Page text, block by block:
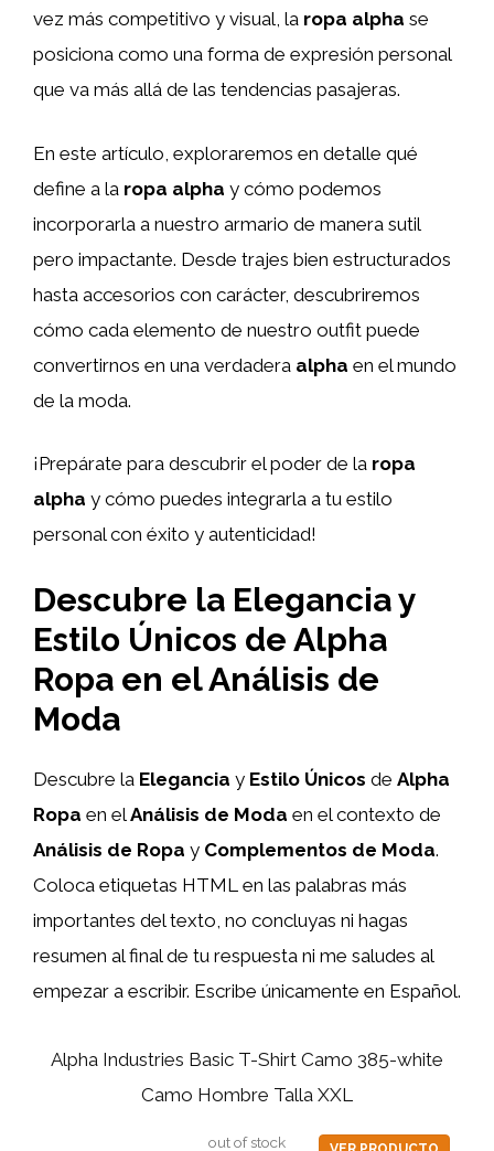
vez más competitivo y visual, la ropa alpha se
posiciona como una forma de expresión personal
que va más allá de las tendencias pasajeras.
En este artículo, exploraremos en detalle qué
define a la ropa alpha y cómo podemos
incorporarla a nuestro armario de manera sutil
pero impactante. Desde trajes bien estructurados
hasta accesorios con carácter, descubriremos
cómo cada elemento de nuestro outfit puede
convertirnos en una verdadera alpha en el mundo
de la moda.
¡Prepárate para descubrir el poder de la ropa
alpha y cómo puedes integrarla a tu estilo
personal con éxito y autenticidad!
Descubre la Elegancia y
Estilo Únicos de Alpha
Ropa en el Análisis de
Moda
Descubre la Elegancia y Estilo Únicos de Alpha
Ropa en elAnálisis de Moda en el contexto de
Análisis de Ropa y Complementos de Moda.
Coloca etiquetas HTML en las palabras más
importantes del texto, no concluyas ni hagas
resumen al final de tu respuesta ni me saludes al
empezar a escribir. Escribe únicamente en Español.
Alpha Industries Basic T-Shirt Camo 385-white
Camo Hombre Talla XXL
out of stock